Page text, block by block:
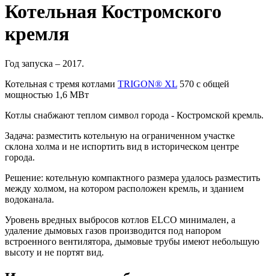
Котельная Костромского
кремля
Год запуска – 2017.
Котельная с тремя котлами TRIGON® XL 570 с общей
мощностью 1,6 МВт
Котлы снабжают теплом символ города - Костромской кремль.
Задача: разместить котельную на ограниченном участке
склона холма и не испортить вид в историческом центре
города.
Решение: котельную компактного размера удалось разместить
между холмом, на котором расположен кремль, и зданием
водоканала.
Уровень вредных выбросов котлов ELCO минимален, а
удаление дымовых газов производится под напором
встроенного вентилятора, дымовые трубы имеют небольшую
высоту и не портят вид.